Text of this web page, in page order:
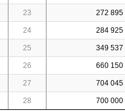
23 272 895
24 284 925
25 349 537
26 660 150
27 704 045
28 700 000